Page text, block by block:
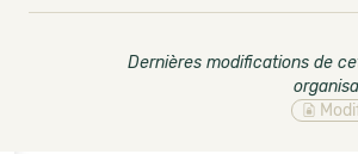
Dernières modifications de